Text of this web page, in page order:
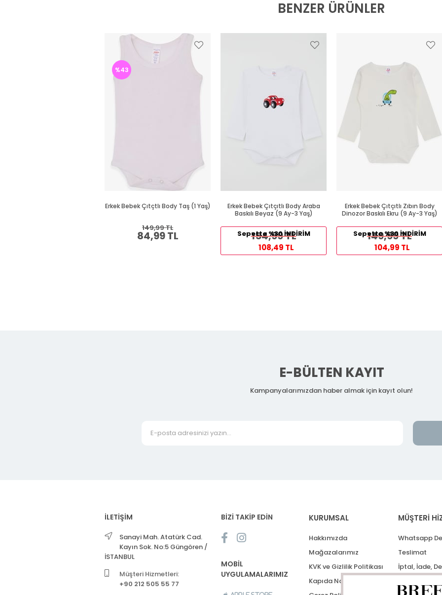
BENZER ÜRÜNLER
Erkek Bebek Çıtçtlı Body Taş (1 Yaş)
84,99 TL
149,99 TL
%43
Erkek Bebek Çıtçıtlı Body Araba
Baskılı Beyaz (9 Ay-3 Yaş)
154,99 TL
Sepette %30 İNDİRİM
108,49 TL
Erkek Bebek Çıtçıtlı Zıbın Body
Dinozor Baskılı Ekru (9 Ay-3 Yaş)
149,99 TL
Sepette %30 İNDİRİM
104,99 TL
E-BÜLTEN KAYIT
Kampanyalarımızdan haber almak için kayıt olun!
İLETİŞİM
Sanayi Mah. Atatürk Cad.
Kayın Sok. No:5 Güngören /
İSTANBUL
Müşteri Hizmetleri:
+90 212 505 55 77
BİZİ TAKİP EDİN
MOBİL
UYGULAMALARIMIZ
KURUMSAL
Hakkımızda
Mağazalarımız
KVK ve Gizlilik Politikası
Kapıda Nakit Ödeme
MÜŞTERİ
Whatsapp
Teslimat
İptal, İade,